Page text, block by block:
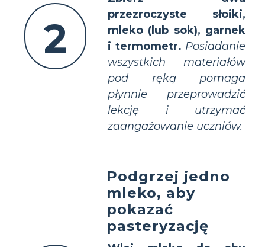
2
przezroczyste słoiki,
mleko (lub sok), garnek
i termometr. Posiadanie
wszystkich materiałów
pod ręką pomaga
płynnie przeprowadzić
lekcję i utrzymać
zaangażowanie uczniów.
Podgrzej jedno
mleko, aby
pokazać
pasteryzację